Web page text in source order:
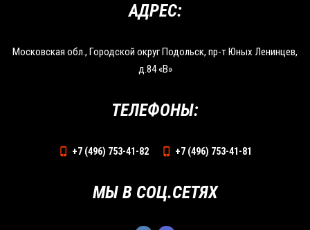
АДРЕС:
Московская обл., Городской округ Подольск, пр-т Юных Ленинцев,
д.84 «В»
ТЕЛЕФОНЫ:
+7 (496) 753-41-82 +7 (496) 753-41-81
МЫ В СОЦ.СЕТЯХ